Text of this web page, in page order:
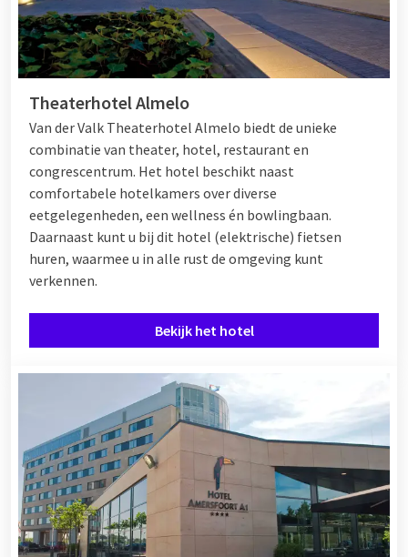
Theaterhotel Almelo
Van der Valk Theaterhotel Almelo biedt de unieke
combinatie van theater, hotel, restaurant en
congrescentrum. Het hotel beschikt naast
comfortabele hotelkamers over diverse
eetgelegenheden, een wellness én bowlingbaan.
Daarnaast kunt u bij dit hotel (elektrische) fietsen
huren, waarmee u in alle rust de omgeving kunt
verkennen.
Bekijk het hotel